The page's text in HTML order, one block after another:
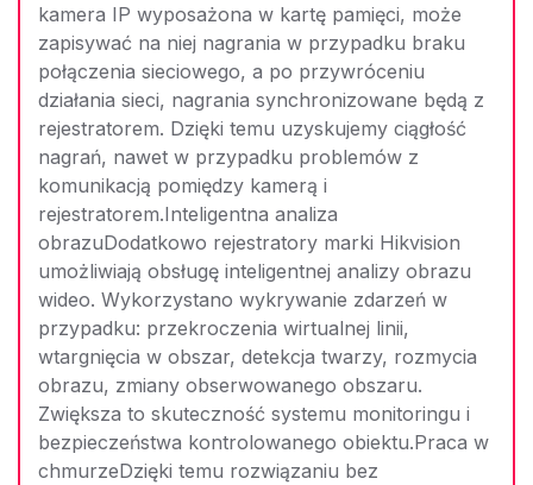
kamera IP wyposażona w kartę pamięci, może
zapisywać na niej nagrania w przypadku braku
połączenia sieciowego, a po przywróceniu
działania sieci, nagrania synchronizowane będą z
rejestratorem. Dzięki temu uzyskujemy ciągłość
nagrań, nawet w przypadku problemów z
komunikacją pomiędzy kamerą i
rejestratorem.Inteligentna analiza
obrazuDodatkowo rejestratory marki Hikvision
umożliwiają obsługę inteligentnej analizy obrazu
wideo. Wykorzystano wykrywanie zdarzeń w
przypadku: przekroczenia wirtualnej linii,
wtargnięcia w obszar, detekcja twarzy, rozmycia
obrazu, zmiany obserwowanego obszaru.
Zwiększa to skuteczność systemu monitoringu i
bezpieczeństwa kontrolowanego obiektu.Praca w
chmurzeDzięki temu rozwiązaniu bez